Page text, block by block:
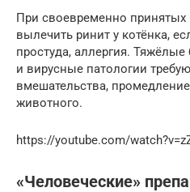
При своевременно
вылечить ринит у котёнка,
простуда, аллергия. Тяжёлые
и вирусные патологии
вмешательства,
животного.
https://youtube.com/
«Человеческие»